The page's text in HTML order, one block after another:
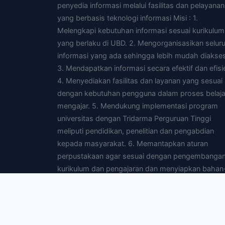
penyedia informasi melalui fasilitas dan pelayanan
yang berbasis teknologi informasi Misi : 1.
Melengkapi kebutuhan informasi sesuai kurikulum
yang berlaku di UBD. 2. Mengorganisasikan
informasi yang ada sehingga lebih mudah
3. Mendapatkan informasi secara efektif dan
4. Menyediakan fasilitas dan layanan yang sesuai
dengan kebutuhan pengguna dalam proses
mengajar. 5. Mendukung implementasi program
universitas dengan Tridarma Perguruan Tinggi
meliputi pendidikan, penelitian dan pengabdian
kepada masyarakat. 6. Memantapkan aturan
perpustakaan agar sesuai dengan
kurikulum dan pengajaran dan menyiapkan